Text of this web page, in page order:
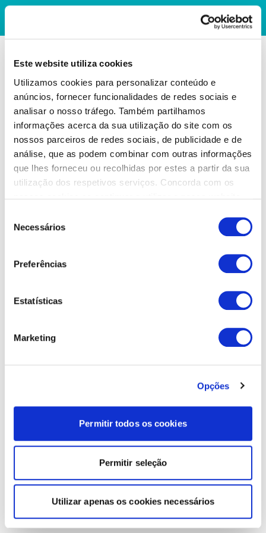
Este website utiliza cookies
Utilizamos cookies para personalizar conteúdo e
anúncios, fornecer funcionalidades de redes sociais e
analisar o nosso tráfego. Também partilhamos
informações acerca da sua utilização do site com os
nossos parceiros de redes sociais, de publicidade e de
análise, que as podem combinar com outras informações
que lhes forneceu ou recolhidas por estes a partir da sua
utilização dos respetivos serviços. Concorda com os
Necessários
Preferências
Estatísticas
Marketing
Opções
Permitir todos os cookies
Permitir seleção
Utilizar apenas os cookies necessários